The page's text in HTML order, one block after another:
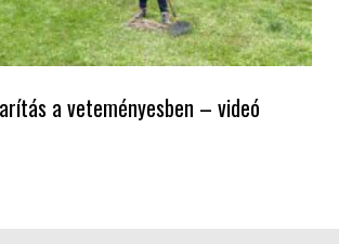
a veteményesben – videó